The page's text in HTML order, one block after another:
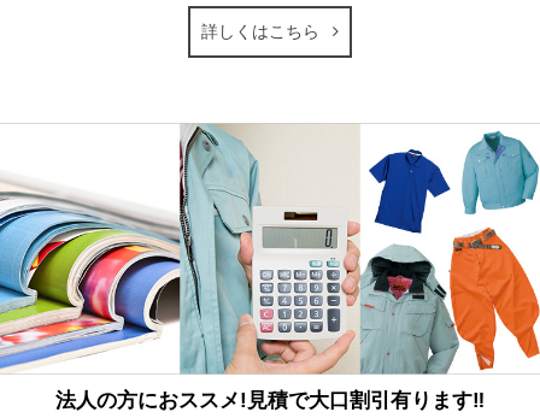
詳しくはこちら
法人の方におススメ!見積で大口割引有ります‼